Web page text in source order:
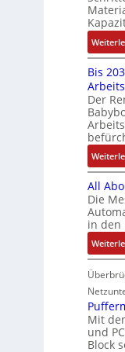
u
f
n
a
h
e
,
g
p
ä
g
t
d
u
r
a
s
C
-
y
s
e
e
Bis
Der
All
Die
in den
Mit
und
Block